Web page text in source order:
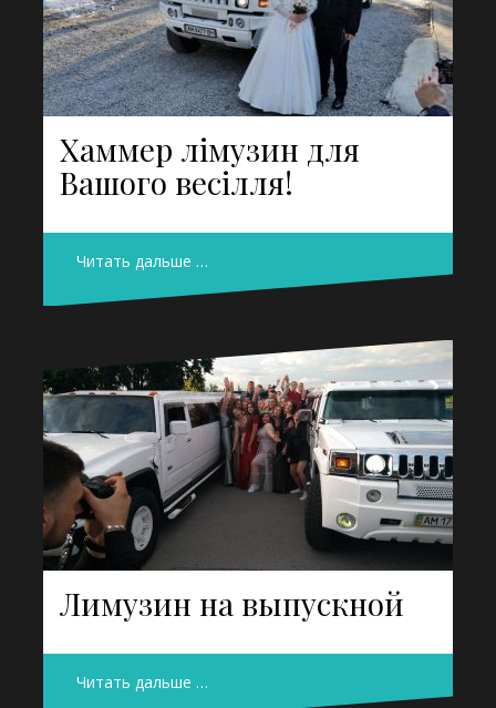
Хаммер лімузин для
Вашого весілля!
Читать дальше …
Лимузин на выпускной
Читать дальше …